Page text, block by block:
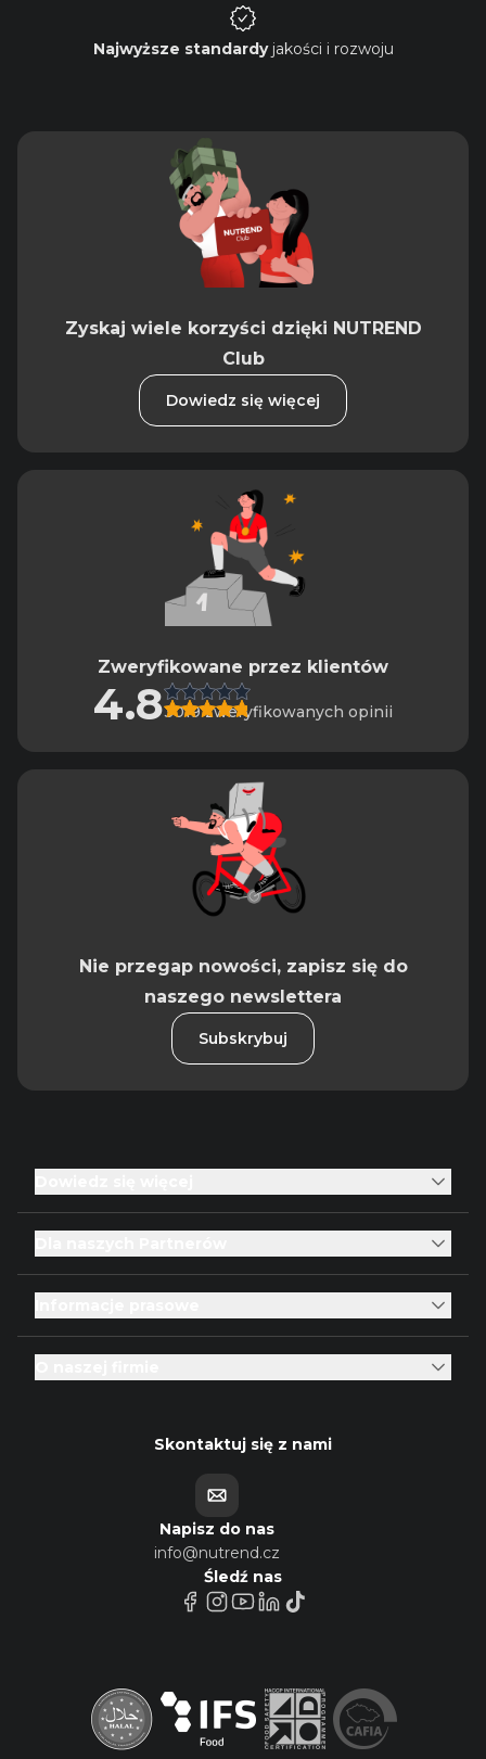
Najwyższe standardyjakości i rozwoju
Zyskaj wiele korzyści dzięki NUTREND
Club
Dowiedz się więcej
Zweryfikowane przez klientów
4.83019 zweryfikowanych opinii
Nie przegap nowości, zapisz się do
naszego newslettera
Subskrybuj
Skontaktuj się z nami
Napisz do nas
info@nutrend.cz
Śledź nas